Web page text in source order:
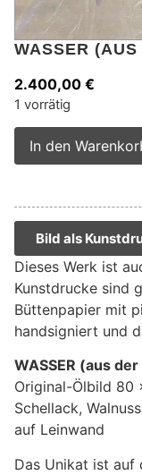
WASSER
2.400,00 €
1 vorrätig
In den
Bild als
Dieses Werk ist
Kunstdrucke sind
Büttenpapier mit
handsigniert und
WASSER (aus
Original-Ölbild 80
Schellack,
auf Leinwand
Das Unikat ist auf